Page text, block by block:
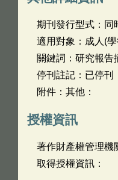
期刊發行型式：同
適用對象：成人(
關鍵詞：研究報告
停刊註記：已停刊
附件：其他：
授權資訊
著作財產權管理機
取得授權資訊：